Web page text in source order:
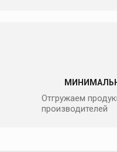
Отгружаем
производителей